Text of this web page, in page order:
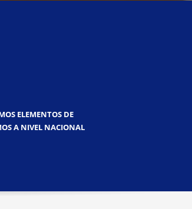
ELEMENTOS DE
A NIVEL NACIONAL